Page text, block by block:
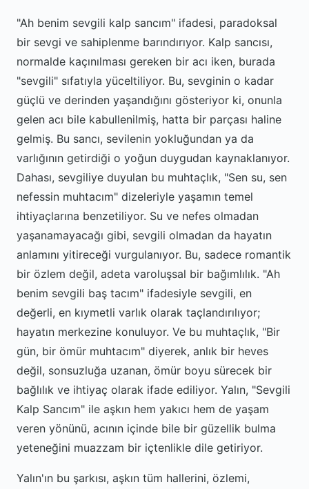
"Ah benim sevgili kalp sancım" ifadesi, paradoksal
bir sevgi ve sahiplenme barındırıyor. Kalp sancısı,
normalde kaçınılması gereken bir acı iken, burada
"sevgili" sıfatıyla yüceltiliyor. Bu, sevginin o kadar
güçlü ve derinden yaşandığını gösteriyor ki, onunla
gelen acı bile kabullenilmiş, hatta bir parçası haline
gelmiş. Bu sancı, sevilenin yokluğundan ya da
varlığının getirdiği o yoğun duygudan kaynaklanıyor.
Dahası, sevgiliye duyulan bu muhtaçlık, "Sen su, sen
nefessin muhtacım" dizeleriyle yaşamın temel
ihtiyaçlarına benzetiliyor. Su ve nefes olmadan
yaşanamayacağı gibi, sevgili olmadan da hayatın
anlamını yitireceği vurgulanıyor. Bu, sadece romantik
bir özlem değil, adeta varoluşsal bir bağımlılık. "Ah
benim sevgili baş tacım" ifadesiyle sevgili, en
değerli, en kıymetli varlık olarak taçlandırılıyor;
hayatın merkezine konuluyor. Ve bu muhtaçlık, "Bir
gün, bir ömür muhtacım" diyerek, anlık bir heves
değil, sonsuzluğa uzanan, ömür boyu sürecek bir
bağlılık ve ihtiyaç olarak ifade ediliyor. Yalın, "Sevgili
Kalp Sancım" ile aşkın hem yakıcı hem de yaşam
veren yönünü, acının içinde bile bir güzellik bulma
yeteneğini muazzam bir içtenlikle dile getiriyor.
Yalın'ın bu şarkısı, aşkın tüm hallerini, özlemi,